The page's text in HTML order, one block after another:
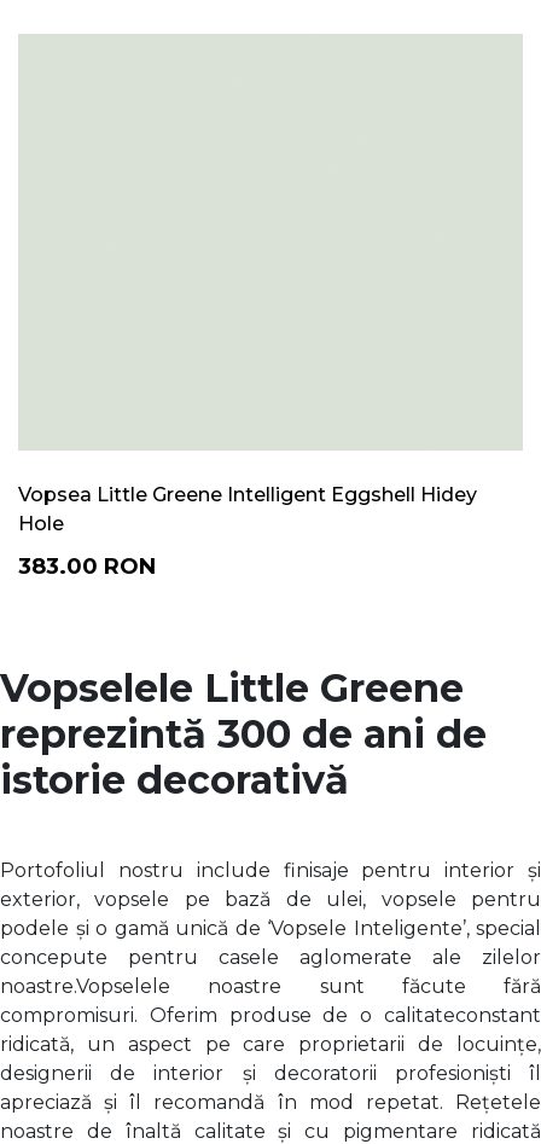
Vopsea Little Greene Intelligent Eggshell Hidey
Hole
383.00 RON
Vopselele Little Greene
reprezintă 300 de ani de
istorie decorativă
Portofoliul nostru include finisaje pentru interior și
exterior, vopsele pe bază de ulei, vopsele pentru
podele și o gamă unică de ‘Vopsele Inteligente’, special
concepute pentru casele aglomerate ale zilelor
noastre.Vopselele noastre sunt făcute fără
compromisuri. Oferim produse de o calitateconstant
ridicată, un aspect pe care proprietarii de locuințe,
designerii de interior și decoratorii profesioniști îl
apreciază și îl recomandă în mod repetat. Rețetele
noastre de înaltă calitate și cu pigmentare ridicată